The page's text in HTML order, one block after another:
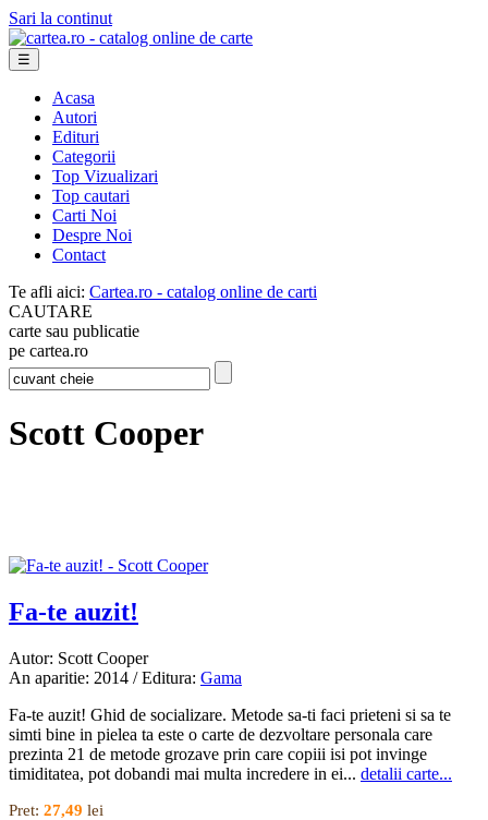
Sari la continut
☰
Acasa
Autori
Edituri
Categorii
Top Vizualizari
Top cautari
Carti Noi
Despre Noi
Contact
Te afli aici: Cartea.ro - catalog online de carti
CAUTARE
carte sau publicatie
pe cartea.ro
Scott Cooper
Fa-te auzit!
Autor: Scott Cooper
An aparitie: 2014 / Editura: Gama
Fa-te auzit! Ghid de socializare. Metode sa-ti faci prieteni si sa te
simti bine in pielea ta este o carte de dezvoltare personala care
prezinta 21 de metode grozave prin care copiii isi pot invinge
timiditatea, pot dobandi mai multa incredere in ei... detalii carte...
Pret: 27,49 lei